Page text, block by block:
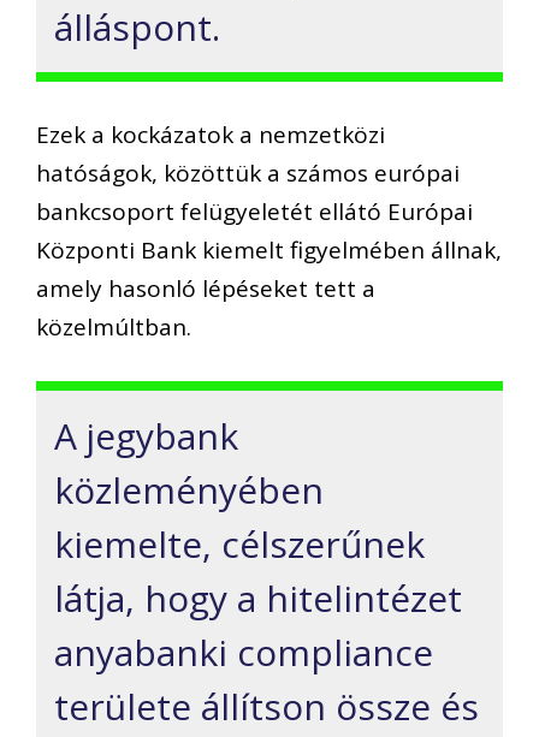
álláspont.
Ezek a kockázatok a nemzetközi
hatóságok, közöttük a számos európai
bankcsoport felügyeletét ellátó Európai
Központi Bank kiemelt figyelmében állnak,
amely hasonló lépéseket tett a
közelmúltban.
A jegybank
közleményében
kiemelte, célszerűnek
látja, hogy a hitelintézet
anyabanki compliance
területe állítson össze és